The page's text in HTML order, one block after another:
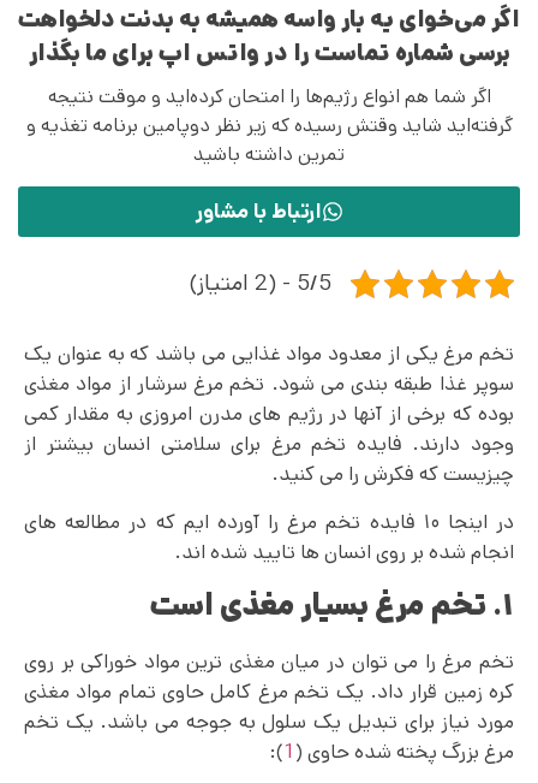
اگر می‌خوای یه بار واسه همیشه به بدنت دلخواهت
برسی شماره تماست را در واتس اپ برای ما بگذار
اگر شما هم انواع رژیم‌ها را امتحان کرده‌اید و موقت نتیجه
گرفته‌اید شاید وقتش رسیده که زیر نظر دوپامین برنامه تغذیه و
تمرین داشته باشید
ارتباط با مشاور
5/5 - (2 امتیاز)
تخم مرغ یکی از معدود مواد غذایی می‌ باشد که به عنوان یک
سوپر غذا طبقه بندی می شود. تخم مرغ سرشار از مواد مغذی
بوده که برخی از آنها در رژیم های مدرن امروزی به مقدار کمی
وجود دارند. فایده تخم مرغ برای سلامتی انسان بیشتر از
چیزیست که فکرش را می کنید.
در اینجا ۱۰ فایده تخم مرغ را آورده ایم که در مطالعه های
انجام شده بر روی انسان ها تایید شده اند.
۱. تخم مرغ بسیار مغذی است
تخم مرغ را می توان در میان مغذی ترین مواد خوراکی بر روی
کره زمین قرار داد. یک تخم مرغ کامل حاوی تمام مواد مغذی
مورد نیاز برای تبدیل یک سلول به جوجه می باشد. یک تخم
مرغ بزرگ پخته شده حاوی ( 1
):